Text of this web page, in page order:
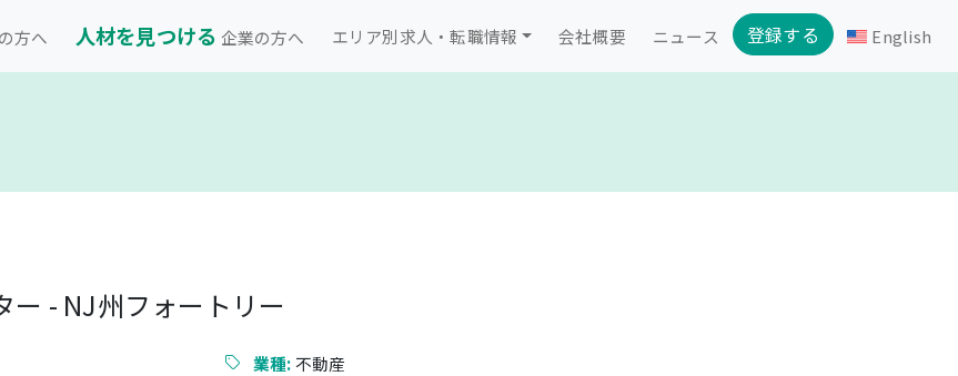
方へ 人材を見つける 企業の方へ エリア別求人・転職情報 会社概要 ニュース 登録する English
ー - NJ州フォートリー
業種:不動産